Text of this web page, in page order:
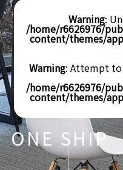
Warning:
/home/r6626976/
content/themes/
Warning: Attempt
/home/r6626976/
content/themes/
ONE SHIP